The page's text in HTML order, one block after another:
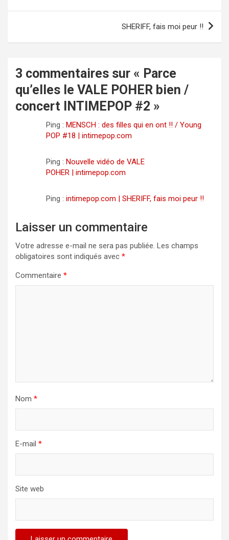
SHERIFF, fais moi peur !!
3 commentaires sur « Parce
qu’elles le VALE POHER bien /
concert INTIMEPOP #2 »
Ping : MENSCH : des filles qui en ont !! / Young
POP #18 | intimepop.com
Ping : Nouvelle vidéo de VALE
POHER | intimepop.com
Ping : intimepop.com | SHERIFF, fais moi peur !!
Laisser un commentaire
Votre adresse e-mail ne sera pas publiée. Les champs
obligatoires sont indiqués avec *
Commentaire *
Nom *
E-mail *
Site web